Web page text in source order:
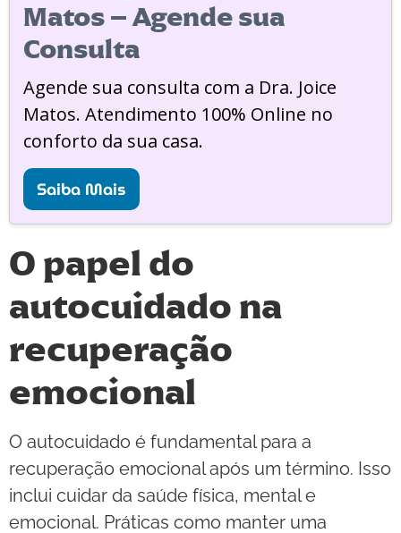
Matos – Agende sua
Consulta
Agende sua consulta com a Dra. Joice
Matos. Atendimento 100% Online no
conforto da sua casa.
Saiba Mais
O papel do
autocuidado na
recuperação
emocional
O autocuidado é fundamental para a
recuperação emocional após um término. Isso
inclui cuidar da saúde física, mental e
emocional. Práticas como manter uma